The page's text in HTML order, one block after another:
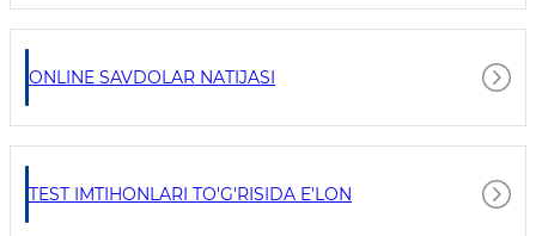
ONLINE SAVDOLAR NATIJASI
TEST IMTIHONLARI TO'G'RISIDA E'LON